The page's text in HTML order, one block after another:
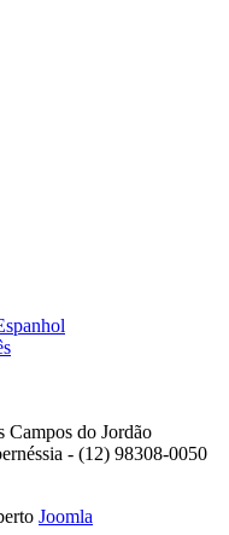
Campos do Jordão
- (12) 98308-0050
Joomla